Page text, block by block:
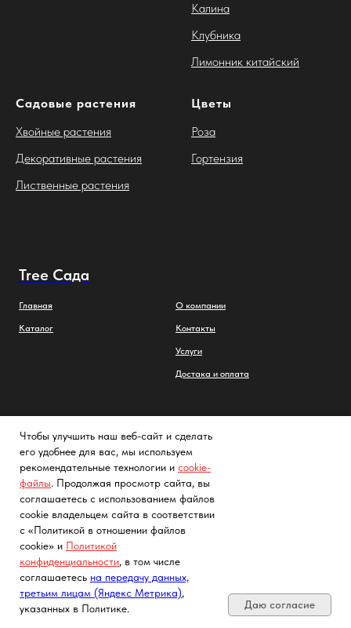
Калина
Клубника
Лимонник китайский
Садовые растения
Хвойные растения
Декоративные растения
Лиственные растения
Цветы
Роза
Гортензия
Tree Сада
Главная
Каталог
О компании
Контакты
Услуги
Достака и оплата
Заметки садовода
FAQs
Как выглядят саженцы
Cогласие на обработку
персональных данных с помощью
сервиса «Яндекс.Метрика»
Чтобы улучшить наш веб-сайт и сделать
его удобнее для вас, мы используем
рекомендательные технологии и cookie-
файлы. Продолжая просмотр сайта, вы
соглашаетесь с использованием файлов
cookie владельцем сайта в соответствии
с «Политикой в отношении файлов
cookie» и Политикой
конфиденциальности, в том числе
соглашаетесь на передачу данных,
третьим лицам (Яндекс Метрика),
указанных в Политике.
Даю согласие